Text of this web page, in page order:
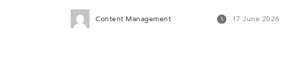
(Makmur) berkolaborasi dengan PT Insight
Investments Management (IIM) menggelar
Content Management 17 June 2026